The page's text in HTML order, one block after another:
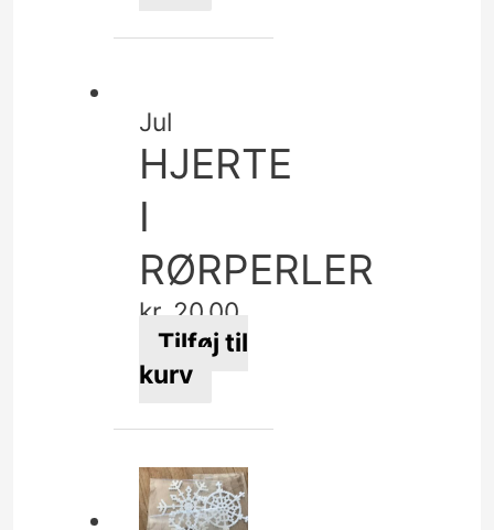
Jul
HJERTE
I
RØRPERLER
kr. 20,00
Tilføj til
kurv